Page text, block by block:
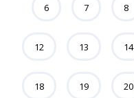
6 7 8
12 13 14
18 19 20